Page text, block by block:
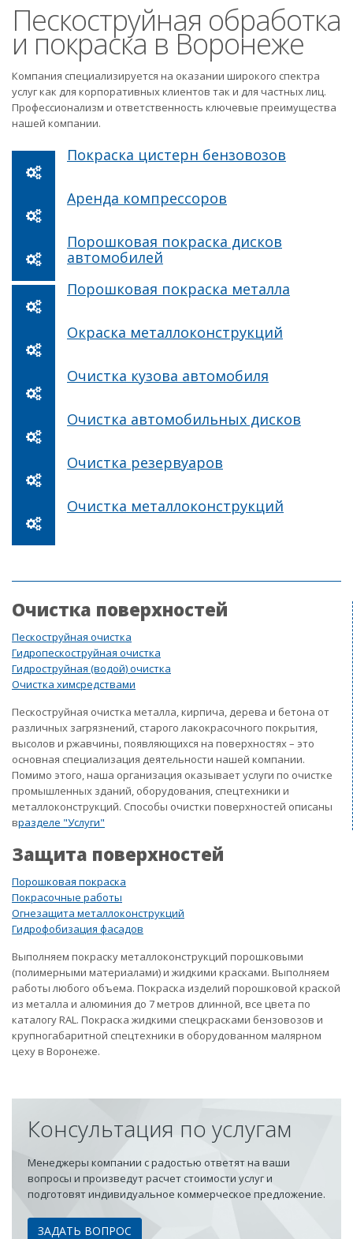
Пескоструйная обработка
и покраска в Воронеже
Компания специализируется на оказании широкого спектра
услуг как для корпоративных клиентов так и для частных лиц.
Профессионализм и ответственность ключевые преимущества
нашей компании.
Покраска цистерн бензовозов
Аренда компрессоров
Порошковая покраска дисков
автомобилей
Порошковая покраска металла
Окраска металлоконструкций
Очистка кузова автомобиля
Очистка автомобильных дисков
Очистка резервуаров
Очистка металлоконструкций
Очистка поверхностей
Пескоструйная очистка
Гидропескоструйная очистка
Гидроструйная (водой) очистка
Очистка химсредствами
Пескоструйная очистка металла, кирпича, дерева и бетона от
различных загрязнений, старого лакокрасочного покрытия,
высолов и ржавчины, появляющихся на поверхностях – это
основная специализация деятельности нашей компании.
Помимо этого, наша организация оказывает услуги по очистке
промышленных зданий, оборудования, спецтехники и
металлоконструкций. Способы очистки поверхностей описаны
вразделе "Услуги"
Защита поверхностей
Порошковая покраска
Покрасочные работы
Огнезащита металлоконструкций
Гидрофобизация фасадов
Выполняем покраску металлоконструкций порошковыми
(полимерными материалами) и жидкими красками. Выполняем
работы любого объема. Покраска изделий порошковой краской
из металла и алюминия до 7 метров длинной, все цвета по
каталогу RAL. Покраска жидкими спецкрасками бензовозов и
крупногабаритной спецтехники в оборудованном малярном
цеху в Воронеже.
Консультация по услугам
Менеджеры компании с радостью ответят на ваши
вопросы и произведут расчет стоимости услуг и
подготовят индивидуальное коммерческое предложение.
ЗАДАТЬ ВОПРОС